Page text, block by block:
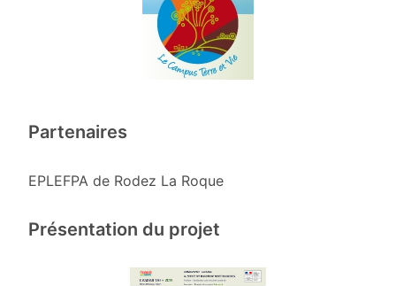
Partenaires
EPLEFPA de Rodez La Roque
Présentation du projet